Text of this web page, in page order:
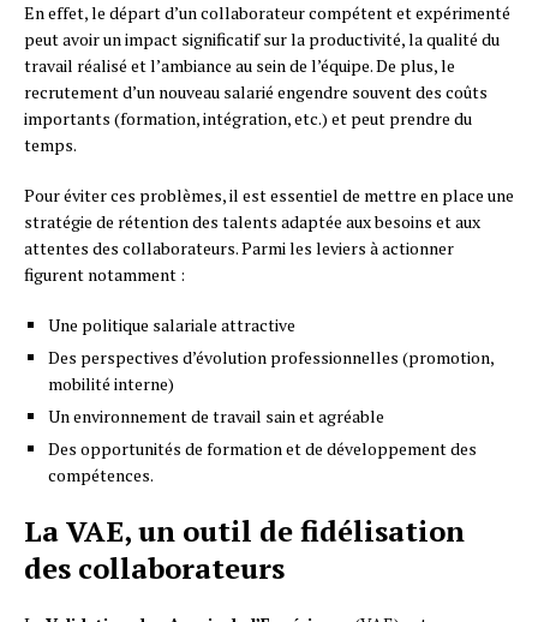
En effet, le départ d’un collaborateur compétent et expérimenté
peut avoir un impact significatif sur la productivité, la qualité du
travail réalisé et l’ambiance au sein de l’équipe. De plus, le
recrutement d’un nouveau salarié engendre souvent des coûts
importants (formation, intégration, etc.) et peut prendre du
temps.
Pour éviter ces problèmes, il est essentiel de mettre en place une
stratégie de rétention des talents adaptée aux besoins et aux
attentes des collaborateurs. Parmi les leviers à actionner
figurent notamment :
Une politique salariale attractive
Des perspectives d’évolution professionnelles (promotion,
mobilité interne)
Un environnement de travail sain et agréable
Des opportunités de formation et de développement des
compétences.
La VAE, un outil de fidélisation
des collaborateurs